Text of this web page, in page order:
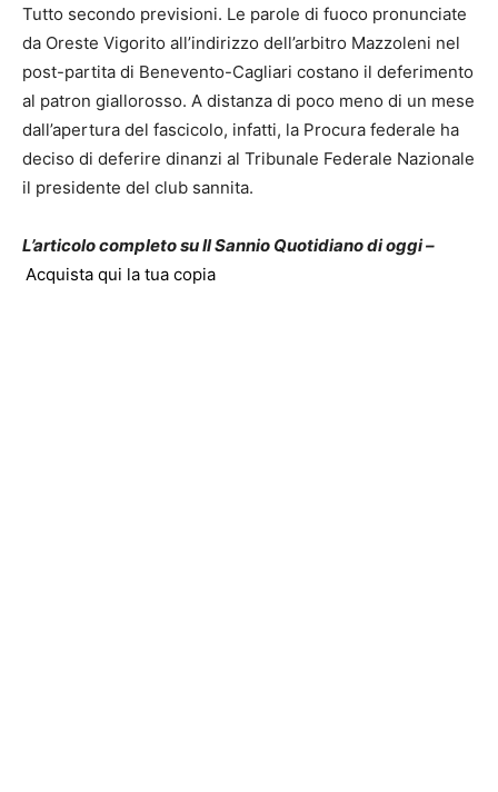
Tutto secondo previsioni. Le parole di fuoco pronunciate
da Oreste Vigorito all’indirizzo dell’arbitro Mazzoleni nel
post-partita di Benevento-Cagliari costano il deferimento
al patron giallorosso. A distanza di poco meno di un mese
dall’apertura del fascicolo, infatti, la Procura federale ha
deciso di deferire dinanzi al Tribunale Federale Nazionale
il presidente del club sannita.
L’articolo completo su Il Sannio Quotidiano di oggi –
Acquista qui la tua copia